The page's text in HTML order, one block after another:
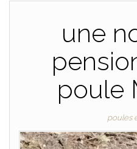
une
poule
poules